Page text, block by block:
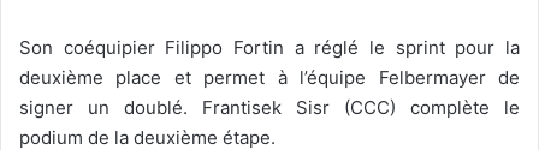
Son coéquipier Filippo Fortin a réglé le sprint pour la
deuxième place et permet à l’équipe Felbermayer de
signer un doublé. Frantisek Sisr (CCC) complète le
podium de la deuxième étape.